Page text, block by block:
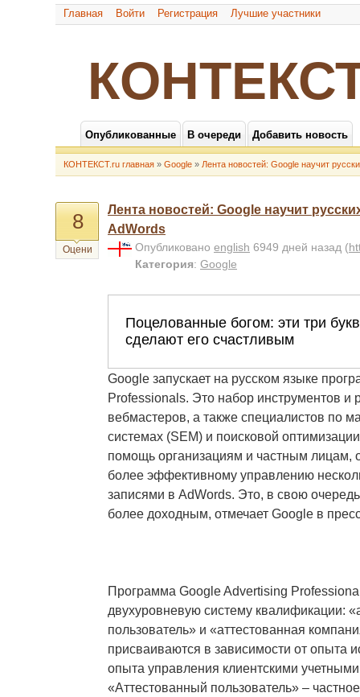
Главная Войти Регистрация Лучшие участники
Опубликованные В очереди Добавить новость
КОНТЕКСТ.ru главная » Google » Лента новостей: Google научит
8
Оцени
Лента новостей: Google научит
AdWords
Опубликовано english 6949 дней назад (
Категория: Google
Google запускает на русском языке
Professionals. Это набор инструментов и
вебмастеров, а также специалистов по
системах (SEM) и поисковой
помощь организациям и частным лицам,
более эффективному управлению
записями в AdWords. Это, в свою
более доходным, отмечает Google в
Программа Google Advertising
двухуровневую систему квалификации:
пользователь» и «аттестованная
присваиваются в зависимости от опыта
опыта управления клиентскими
«Аттестованный пользователь» –